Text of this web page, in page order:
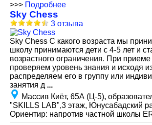
>>> Подробнее
Sky Chess
3 отзыва
Sky Chess С какого возраста мы
школу принимаются дети с 4-5 лет и
возрастного ограничения. При
проверяем уровень знания и исходя
распределяем его в группу или
занятия д ...
Массив Киёт, 65А (Ц-5),
"SKILLS LAB",3 этаж, Юнусабадский
Ориентир: напротив частной школы